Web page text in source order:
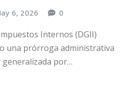
6, 2026 0
Internos (DGII)
una prórroga administrativa
generalizada por…